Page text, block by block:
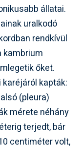
állatai.
uralkodó
rendkívül
kambrium
őket.
kapták:
(pleura)
mérete néhány
terjedt, bár
centiméter volt,